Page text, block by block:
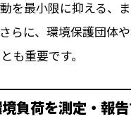
を最小限に抑える、
らに、環境保護団体
も重要です。
負荷を測定・報